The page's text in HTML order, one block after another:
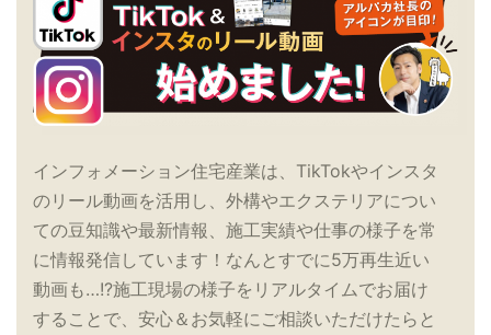
インフォメーション住宅産業は、TikTokやインスタ
のリール動画を活用し、外構やエクステリアについ
ての豆知識や最新情報、施工実績や仕事の様子を常
に情報発信しています！なんとすでに5万再生近い
動画も…!?施工現場の様子をリアルタイムでお届け
することで、安心＆お気軽にご相談いただけたらと